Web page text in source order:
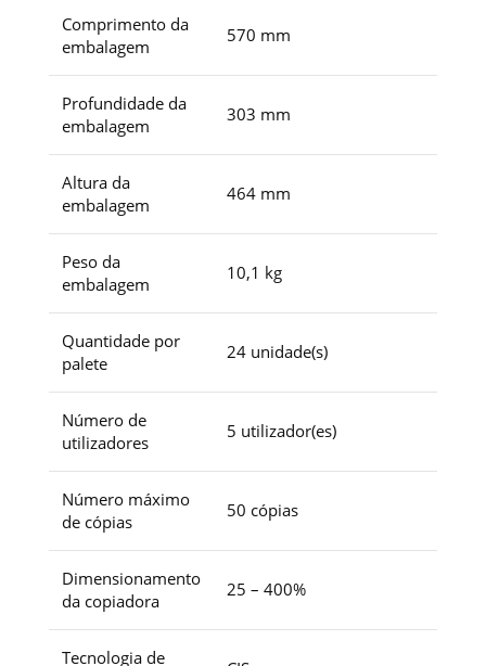
Comprimento da
embalagem
570 mm
Profundidade da
embalagem
303 mm
Altura da
embalagem
464 mm
Peso da
embalagem
10,1 kg
Quantidade por
palete
24 unidade(s)
Número de
utilizadores
5 utilizador(es)
Número máximo
de cópias
50 cópias
Dimensionamento
da copiadora
25 – 400%
Tecnologia de